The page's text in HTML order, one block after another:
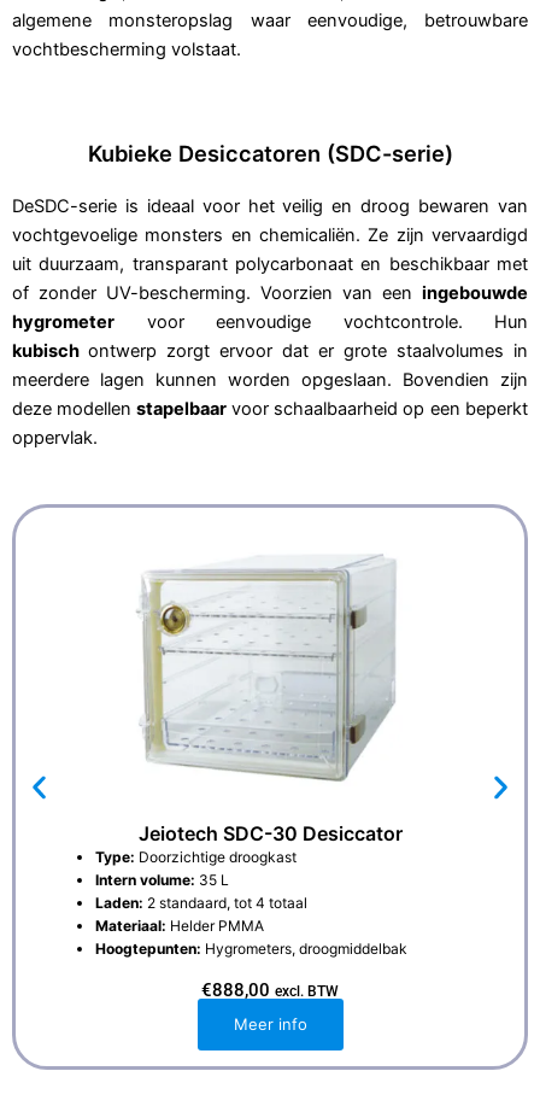
algemene monsteropslag waar eenvoudige, betrouwbare
vochtbescherming volstaat.
Kubieke Desiccatoren (SDC-serie)
DeSDC-serie is ideaal voor het veilig en droog bewaren van
vochtgevoelige monsters en chemicaliën. Ze zijn vervaardigd
uit duurzaam, transparant polycarbonaat en beschikbaar met
of zonder UV-bescherming. Voorzien van een ingebouwde
hygrometer voor eenvoudige vochtcontrole. Hun
kubisch ontwerp zorgt ervoor dat er grote staalvolumes in
meerdere lagen kunnen worden opgeslaan. Bovendien zijn
deze modellen stapelbaarvoor schaalbaarheid op een beperkt
oppervlak.
Jeiotech SDC-30 Desiccator
Type: Doorzichtige droogkast
Intern volume: 35 L
Laden: 2 standaard, tot 4 totaal
Materiaal: Helder PMMA
Hoogtepunten: Hygrometers, droogmiddelbak
€888,00 excl. BTW
Meer info